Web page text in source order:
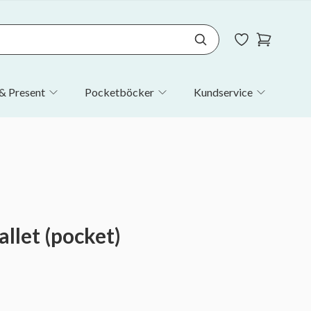
Present Pocketböcker Kundservice
(pocket)